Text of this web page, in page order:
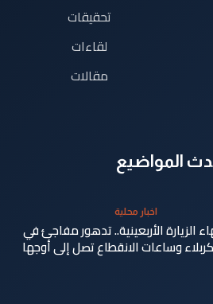
تحقيقات
لقاءات
مقالات
المواضيع
اخبار محلية
الزيارة الأربعينية.. تدهور مفاجئ في
وساعات الانقطاع تصل إلى أوجها